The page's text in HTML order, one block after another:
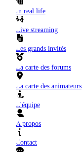
In real life
Live streaming
Les grands invités
La carte des forums
La carte des animateurs
L'équipe
A propos
Contact